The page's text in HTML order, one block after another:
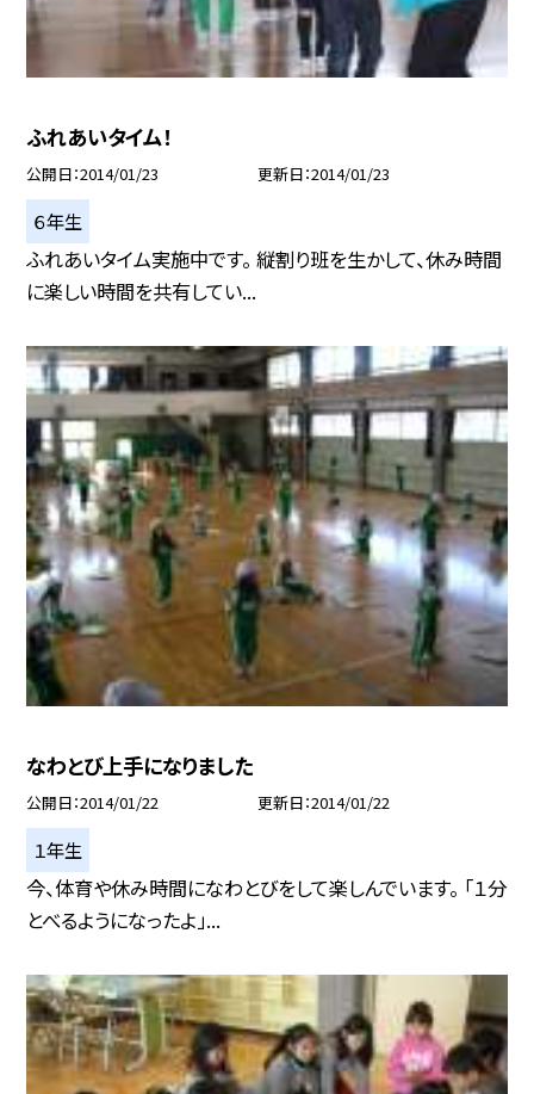
ふれあいタイム！
公開日 2014/01/23 更新日 2014/01/23
６年生
ふれあいタイム実施中です。 縦割り班を生かして、休み時間
に楽しい時間を共有してい...
なわとび上手になりました
公開日 2014/01/22 更新日 2014/01/22
１年生
今、体育や休み時間になわとびをして楽しんでいます。 「１分
とべるようになったよ」...